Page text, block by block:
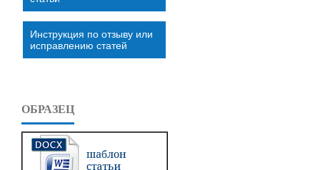
Инструкция по отзыву или
исправлению статей
ОБРАЗЕЦ